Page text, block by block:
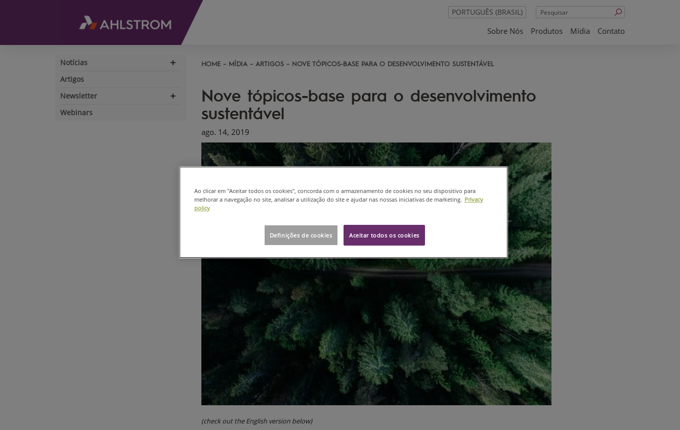
PORTUGUÊS (BRASIL)
Pesquisar
Sobre Nós
Produtos Mídia Contato
Notícias
Expand
Artigos
Newsletter
Expand
navigation
Webinars
HOME MÍDIA ARTIGOS NOVE TÓPICOS-BASE PARA O DESENVOLVIMENTO SUSTENTÁVEL
Nove tópicos-base para o desenvolvimento
sustentável
ago. 14, 2019
(check out the English version below)
Ao clicar em "Aceitar todos os cookies", concorda com o armazenamento de cookies no seu dispositivo para
melhorar a navegação no site, analisar a utilização do site e ajudar nas nossas iniciativas de marketing. Privacy
policy
Aceitar todos os cookies
Definições de cookies